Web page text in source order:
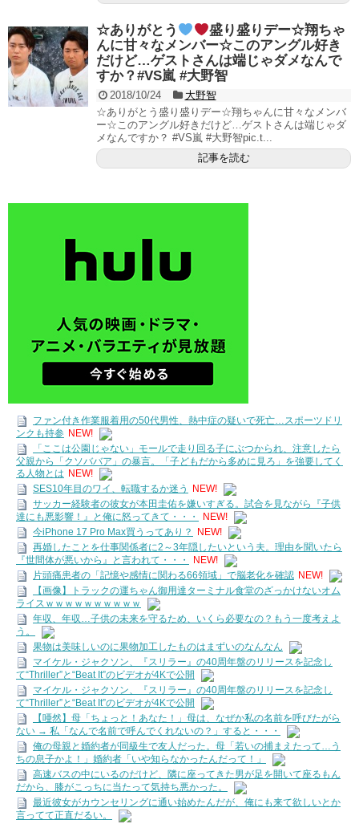
☆ありがとう
盛り盛りデー☆翔ちゃ
んに甘々なメンバー☆このアングル好き
だけど…ゲストさんは端じゃダメなんで
すか？#VS嵐 #大野智
2018/10/24
大野智
☆ありがとう盛り盛りデー☆翔ちゃんに甘々なメンバ
ー☆このアングル好きだけど…ゲストさんは端じゃダ
メなんですか？ #VS嵐 #大野智pic.t...
記事を読む
ファン付き作業服着用の50代男性、熱中症の疑いで死亡…スポーツドリ
ンクも持参 NEW!
「ここは公園じゃない」モールで走り回る子にぶつかられ、注意したら
父親から「クソババア」の暴言。「子どもだから多めに見ろ」を強要してく
る人物とは NEW!
SES10年目のワイ、転職するか迷う
NEW!
サッカー経験者の彼女が本田圭佑を嫌いすぎる。試合を見ながら『子供
達にも悪影響！』と俺に怒ってきて・・・
NEW!
今iPhone 17 Pro Max買うってあり？
NEW!
再婚したことを仕事関係者に2～3年隠したいという夫。理由を聞いたら
『世間体が悪いから』と言われて・・・
NEW!
片頭痛患者の「記憶や感情に関わる66領域」で脳老化を確認 NEW!
【画像】トラックの運ちゃん御用達ターミナル食堂のざっかけないオム
ライスｗｗｗｗｗｗｗｗｗｗ
年収、年収…子供の未来を守るため、いくら必要なの？もう一度考えよ
う。
果物は美味しいのに果物加工したものはまずいのなんなん
マイケル・ジャクソン、『スリラー』の40周年盤のリリースを記念し
て“Thriller”と“Beat It”のビデオが4Kで公開
マイケル・ジャクソン、『スリラー』の40周年盤のリリースを記念し
て“Thriller”と“Beat It”のビデオが4Kで公開
【唖然】母「ちょっと！あなた！」母は、なぜか私の名前を呼びたがら
ない → 私「なんで名前で呼んでくれないの？」すると・・・
俺の母親と婚約者が同級生で友人だった。母「若いの捕まえたって…う
ちの息子かよ！」婚約者「いや知らなかったんだって！」
高速バスの中にいるのだけど、隣に座ってきた男が足を開いて座るもん
だから、膝がこっちに当たって気持ち悪かった。
最近彼女がカウンセリングに通い始めたんだが、俺にも来て欲しいとか
言ってて正直だるい。